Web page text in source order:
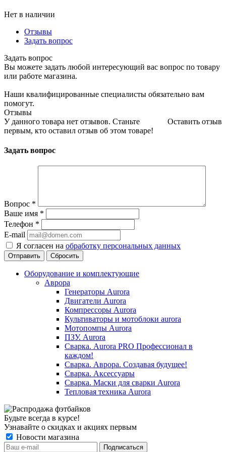
Нет в наличии
Отзывы
Задать вопрос
Задать вопрос
Вы можете задать любой интересующий вас вопрос по товару
или работе магазина.
Наши квалифицированные специалисты обязательно вам
помогут.
Отзывы
Оставить отзыв
У данного товара нет отзывов. Станьте
первым, кто оставил отзыв об этом товаре!
Задать вопрос
Вопрос *
Ваше имя *
Телефон *
E-mail
Я согласен на обработку персональных данных
Сбросить
Оборудование и комплектующие
Аврора
Генераторы Aurora
Двигатели Aurora
Компрессоры Aurora
Культиваторы и мотоблоки aurora
Мотопомпы Aurora
ПЗУ. Aurora
Сварка. Aurora PRO Профессионал в
каждом!
Сварка. Аврора. Создавая будущее!
Сварка. Аксессуары
Сварка. Маски для сварки Aurora
Тепловая техника Aurora
Будьте всегда в курсе!
Узнавайте о скидках и акциях первым
Новости магазина